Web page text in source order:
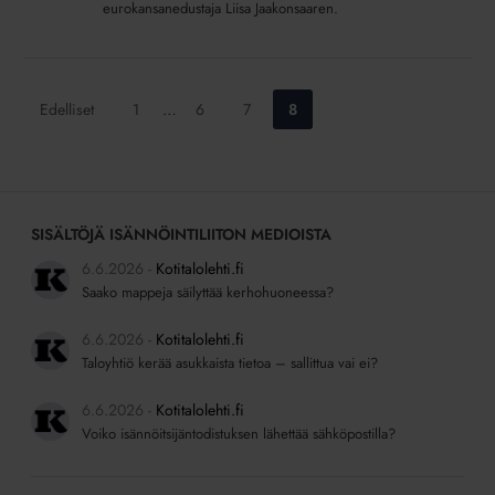
eurokansanedustaja Liisa Jaakonsaaren.
Edelliset
Siirry
1 …
Siirry
6
Siirry
sivulle:
7
Siirry
sivulle:
8
SISÄLTÖJÄ ISÄNNÖINTILIITON MEDIOISTA
6.6.2026
Kotitalolehti.fi
Saako mappeja säilyttää kerhohuoneessa?
6.6.2026 Kotitalolehti.fi
Taloyhtiö kerää asukkaista tietoa – sallittua vai ei?
6.6.2026 Kotitalolehti.fi
Voiko isännöitsijäntodistuksen lähettää sähköpostilla?